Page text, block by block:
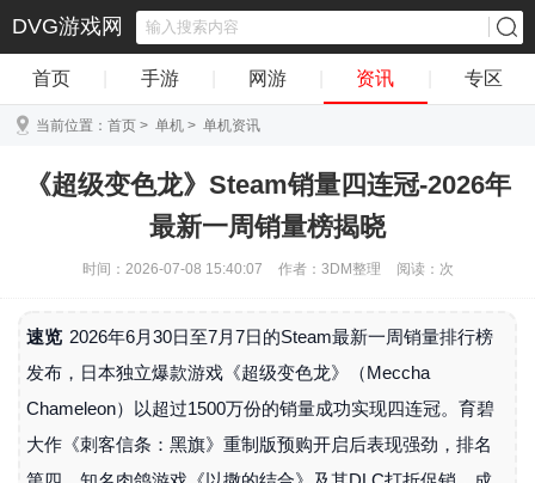
DVG游戏网
首页 手游 网游 资讯 专区
当前位置： 首页 > 单机 > 单机资讯
《超级变色龙》Steam销量四连冠-2026年
最新一周销量榜揭晓
时间：2026-07-08 15:40:07 作者：3DM整理 阅读： 次
速览 2026年6月30日至7月7日的Steam最新一周销量排行榜
发布，日本独立爆款游戏《超级变色龙》（Meccha
Chameleon）以超过1500万份的销量成功实现四连冠。育碧
大作《刺客信条：黑旗》重制版预购开启后表现强劲，排名